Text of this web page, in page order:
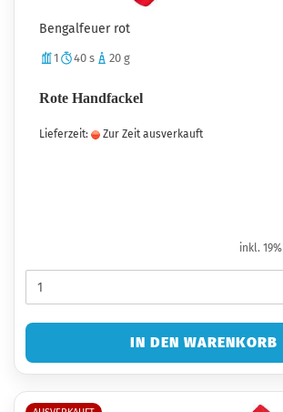
Bengalfeuer rot
1 40 s 20 g
Rote Handfackel
Lieferzeit: Zur Zeit ausverkauft
inkl.
IN DEN WARENKORB